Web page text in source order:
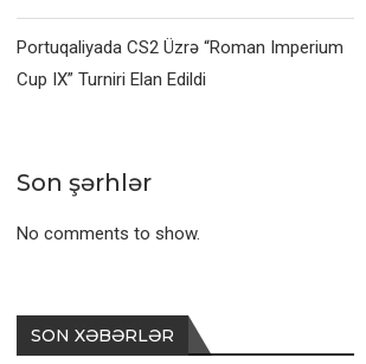
Portuqaliyada CS2 Üzrə “Roman Imperium
Cup IX” Turniri Elan Edildi
Son şərhlər
No comments to show.
SON XƏBƏRLƏR